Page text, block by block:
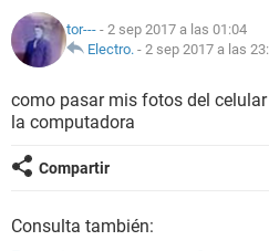
tor--- - 2 sep 2017 a las 01:04
Electro. - 2 sep 2017 a las
como pasar mis fotos del
la computadora
Compartir
Consulta también: